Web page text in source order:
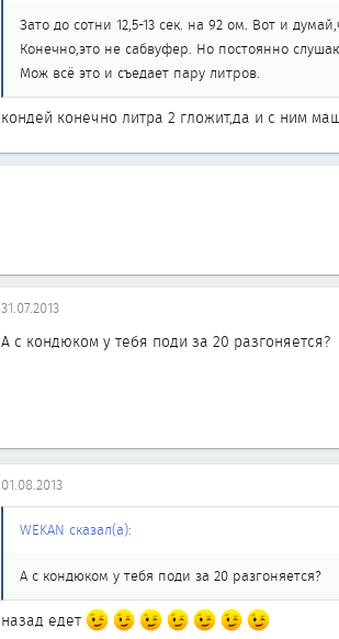
Зато до сотни 12,5-13 сек. на 92 ом. Вот и
Конечно,это не сабвуфер. Но постоянно
Мож всё это и съедает пару литров.
кондей конечно литра 2 гложит,да и с ним
31.07.2013
А с кондюком у тебя поди за 20 разгоняется?
01.08.2013
WEKAN сказал(а):
А с кондюком у тебя поди за 20 разгоняется?
назад едет